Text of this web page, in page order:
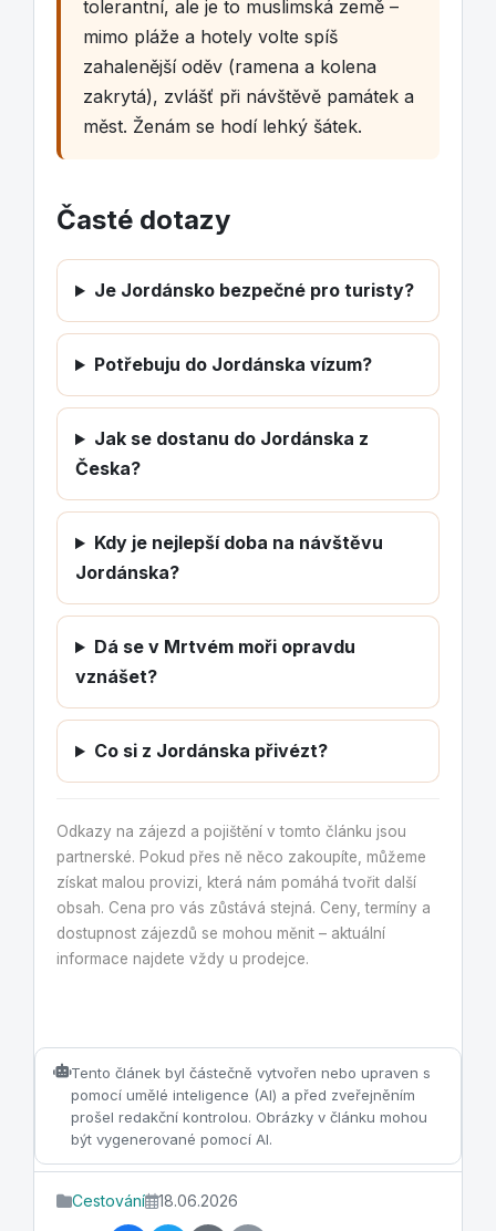
tolerantní, ale je to muslimská země –
mimo pláže a hotely volte spíš
zahalenější oděv (ramena a kolena
zakrytá), zvlášť při návštěvě památek a
měst. Ženám se hodí lehký šátek.
Časté dotazy
Je Jordánsko bezpečné pro turisty?
Potřebuju do Jordánska vízum?
Jak se dostanu do Jordánska z
Česka?
Kdy je nejlepší doba na návštěvu
Jordánska?
Dá se v Mrtvém moři opravdu
vznášet?
Co si z Jordánska přivézt?
Odkazy na zájezd a pojištění v tomto článku jsou
partnerské. Pokud přes ně něco zakoupíte, můžeme
získat malou provizi, která nám pomáhá tvořit další
obsah. Cena pro vás zůstává stejná. Ceny, termíny a
dostupnost zájezdů se mohou měnit – aktuální
informace najdete vždy u prodejce.
Tento článek byl částečně vytvořen nebo upraven s
pomocí umělé inteligence (AI) a před zveřejněním
prošel redakční kontrolou. Obrázky v článku mohou
být vygenerované pomocí AI.
Cestování 18.06.2026